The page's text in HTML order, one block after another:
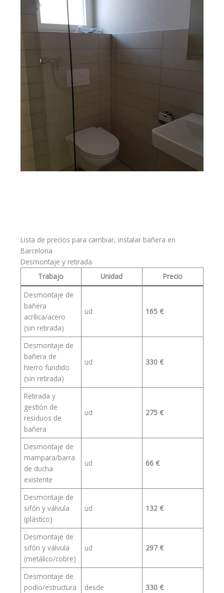
Lista de precios para cambiar, instalar bañera en
Barcelona
Desmontaje y retirada
Trabajo
Unidad
Precio
Desmontaje de
bañera
acrílica/acero
(sin retirada)
ud 165 €
Desmontaje de
bañera de
hierro fundido
(sin retirada)
ud 330 €
Retirada y
gestión de
residuos de
bañera
ud 275 €
Desmontaje de
mampara/barra
de ducha
existente
ud 66 €
Desmontaje de
sifón y válvula
(plástico)
ud 132 €
Desmontaje de
sifón y válvula
(metálico/cobre)
ud 297 €
Desmontaje de
podio/estructura
desde 330 €